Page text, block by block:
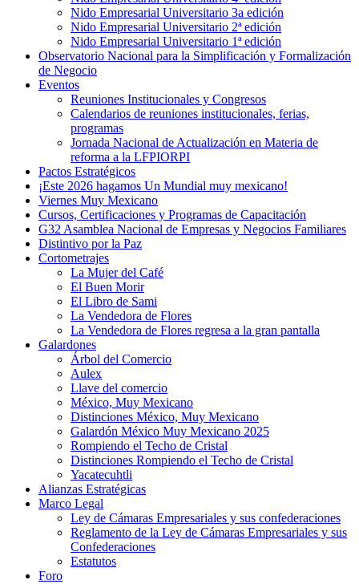
Nido Empresarial Universitario 3a edición
Nido Empresarial Universitario 2ª edición
Nido Empresarial Universitario 1ª edición
Observatorio Nacional para la Simplificación y Formalización
de Negocio
Eventos
Reuniones Institucionales y Congresos
Calendarios de reuniones institucionales, ferias,
programas
Jornada Nacional de Actualización en Materia de
reforma a la LFPIORPI
Pactos Estratégicos
¡Este 2026 hagamos Un Mundial muy mexicano!
Viernes Muy Mexicano
Cursos, Certificaciones y Programas de Capacitación
G32 Asamblea Nacional de Empresas y Negocios Familiares
Distintivo por la Paz
Cortometrajes
La Mujer del Café
El Buen Morir
El Libro de Sami
La Vendedora de Flores
La Vendedora de Flores regresa a la gran pantalla
Galardones
Árbol del Comercio
Aulex
Llave del comercio
México, Muy Mexicano
Distinciones México, Muy Mexicano
Galardón México Muy Mexicano 2025
Rompiendo el Techo de Cristal
Distinciones Rompiendo el Techo de Cristal
Yacatecuhtli
Alianzas Estratégicas
Marco Legal
Ley de Cámaras Empresariales y sus confederaciones
Reglamento de la Ley de Cámaras Empresariales y sus
Confederaciones
Estatutos
Foro